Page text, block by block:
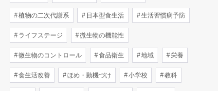
植物の二次代謝系 日本型食生活 生活習慣病予防
ライフステージ 微生物の機能性
微生物のコントロール 食品衛生 地域 栄養
食生活改善 ほめ・動機づけ 小学校 教科